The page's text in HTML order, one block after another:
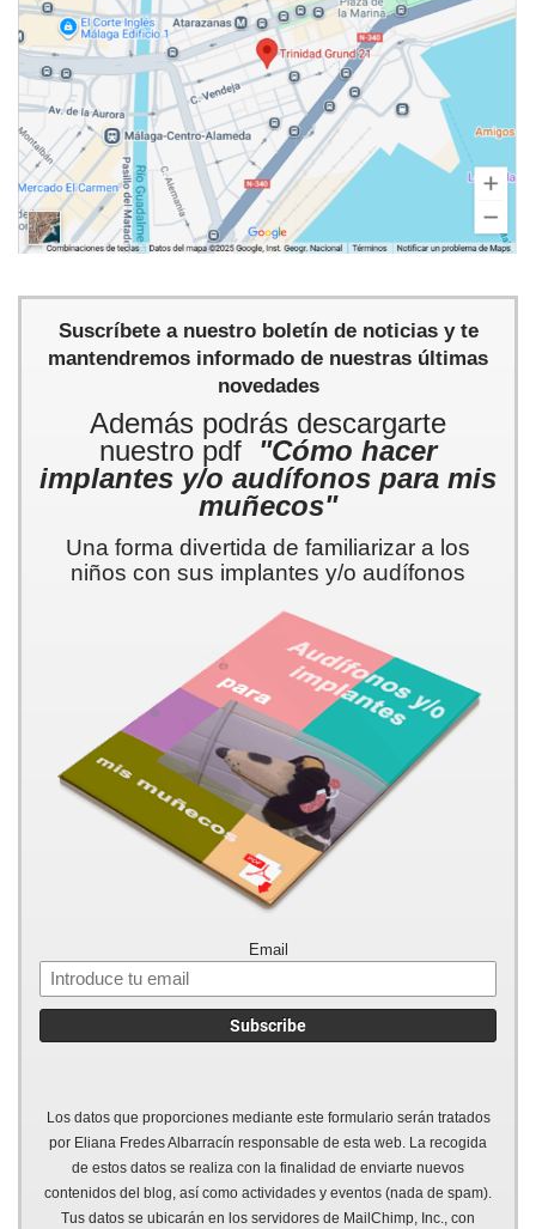
Suscríbete a nuestro boletín de noticias y te
mantendremos informado de nuestras últimas
novedades
Además podrás descargarte
nuestro pdf "Cómo hacer
implantes y/o audífonos para mis
muñecos"
Una forma divertida de familiarizar a los
niños con sus implantes y/o audífonos
Email
Los datos que proporciones mediante este formulario serán tratados
por Eliana Fredes Albarracín responsable de esta web. La recogida
de estos datos se realiza con la finalidad de enviarte nuevos
contenidos del blog, así como actividades y eventos (nada de spam).
Tus datos se ubicarán en los servidores de MailChimp, Inc., con